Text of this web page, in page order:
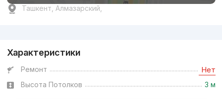
Ташкент, Алмазарский,
Характеристики
Ремонт Нет
Высота Потолков 3 м